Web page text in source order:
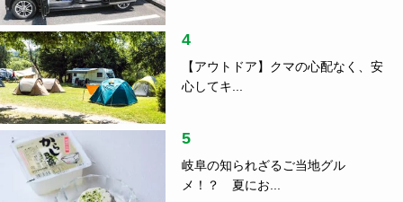
4
【アウトドア】クマの心配なく、安
心してキ...
5
岐阜の知られざるご当地グル
メ！？ 夏にお...